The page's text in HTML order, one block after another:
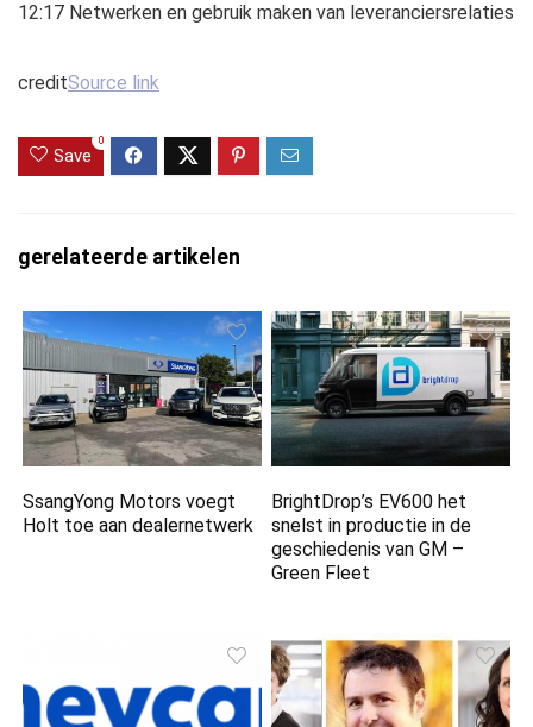
12:17 Netwerken en gebruik maken van leveranciersrelaties
creditSource link
Save
0
gerelateerde artikelen
SsangYong Motors voegt
Holt toe aan dealernetwerk
BrightDrop’s EV600 het
snelst in productie in de
geschiedenis van GM –
Green Fleet